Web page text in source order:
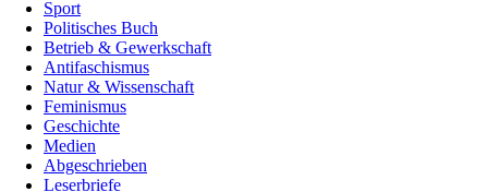
Sport
Politisches Buch
Betrieb & Gewerkschaft
Antifaschismus
Natur & Wissenschaft
Feminismus
Geschichte
Medien
Abgeschrieben
Leserbriefe